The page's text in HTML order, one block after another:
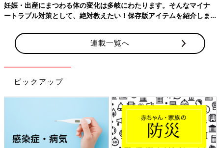
アレルギー疾患であるぜんそくの治療の基本は、薬を使って行う
症状のコントロールを毎日続けていくこと。発作を抑えるために
は、症状が落ち着いている時期にも治療を継続することが有効と
いわれていますが、長期にわたることなので、親も子も根気が必
要です。とくに小さな子は、治療と言われてもわけがわからず、
嫌がることも多いでしょう。インリンさんも苦労したといいま
妊娠・出産にまつわる体の変化は多岐にわたります。そんなマイナ
ートラブル対策として、絶対教えたい！保存版アイテムを紹介しま
連載一覧へ
ピックアップ